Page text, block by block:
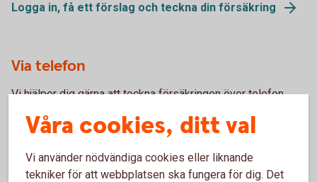
Logga in, få ett förslag och teckna din försäkring
Via telefon
Vi hjälper dig gärna att teckna försäkringen över telefon.
Våra cookies, ditt val
Vi använder nödvändiga cookies eller liknande
tekniker för att webbplatsen ska fungera för dig. Det